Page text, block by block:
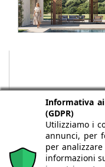
Informativa ai
(GDPR)
Utilizziamo i
annunci, per
per
informazioni